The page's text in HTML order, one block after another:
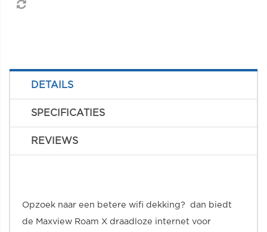
DETAILS
SPECIFICATIES
REVIEWS
Opzoek naar een betere wifi dekking? dan biedt
de Maxview Roam X draadloze internet voor